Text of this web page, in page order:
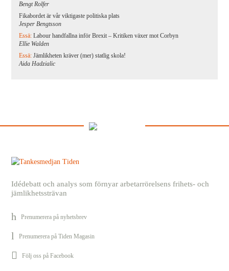
Bengt Rolfer
Fikabordet är vår viktigaste politiska plats
Jesper Bengtsson
Essä:Labour handfallna inför Brexit – Kritiken växer mot Corbyn
Ellie Walden
Essä:Jämlikheten kräver (mer) statlig skola!
Aida Hadzialic
Idédebatt och analys som förnyar arbetarrörelsens frihets- och
jämlikhetssträvan
Prenumerera på nyhetsbrev
Prenumerera på Tiden Magasin
Följ oss på Facebook